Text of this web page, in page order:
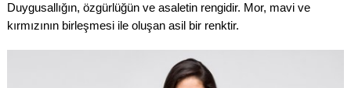
Duygusallığın, özgürlüğün ve asaletin rengidir. Mor, mavi ve
kırmızının birleşmesi ile oluşan asil bir renktir.